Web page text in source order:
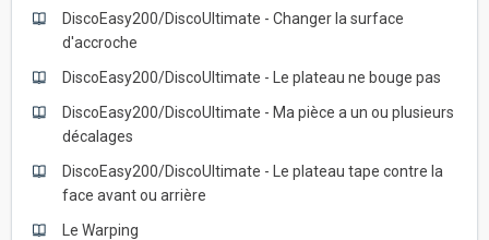
DiscoEasy200/DiscoUltimate - Changer la surface
d'accroche
DiscoEasy200/DiscoUltimate - Le plateau ne bouge pas
DiscoEasy200/DiscoUltimate - Ma pièce a un ou plusieurs
décalages
DiscoEasy200/DiscoUltimate - Le plateau tape contre la
face avant ou arrière
Le Warping